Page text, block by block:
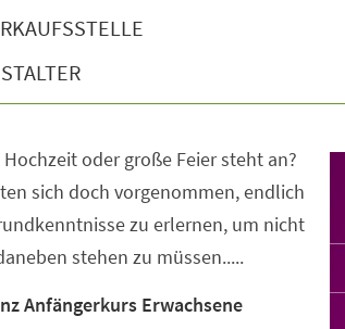
oder große Feier steht an?
sich doch vorgenommen, endlich
zu erlernen, um nicht
stehen zu müssen.....
Anfängerkurs Erwachsene